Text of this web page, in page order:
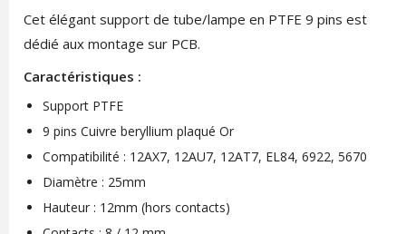
Cet élégant support de tube/lampe en PTFE 9 pins est
dédié aux montage sur PCB.
Caractéristiques :
Support PTFE
9 pins Cuivre beryllium plaqué Or
Compatibilité : 12AX7, 12AU7, 12AT7, EL84, 6922, 5670
Diamètre : 25mm
Hauteur : 12mm (hors contacts)